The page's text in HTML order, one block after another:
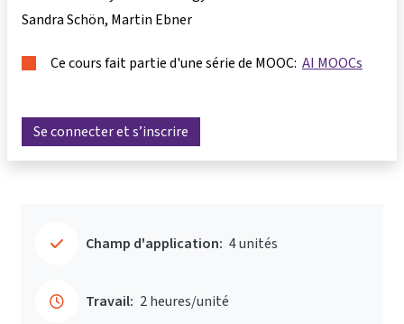
Sandra Schön Martin Ebner
Ce cours fait partie d'une série de MOOC: AI MOOCs
Se connecter et s’inscrire
Champ d'application: 4 unités
Travail: 2 heures/unité